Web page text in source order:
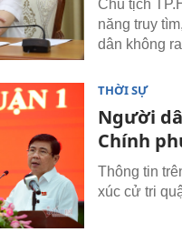
Chủ tịch
năng truy
dân không
THỜI SỰ
Người
Chính
Thông tin
xúc cử tri